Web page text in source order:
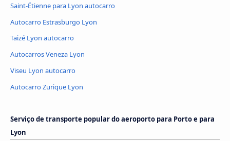
Saint-Étienne para Lyon autocarro
Autocarro Estrasburgo Lyon
Taizé Lyon autocarro
Autocarros Veneza Lyon
Viseu Lyon autocarro
Autocarro Zurique Lyon
Serviço de transporte popular do aeroporto para Porto e para
Lyon